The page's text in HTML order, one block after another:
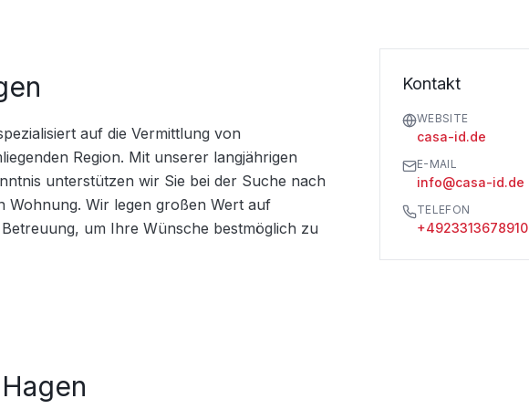
auf die Vermittlung von
Region. Mit unserer langjährigen
unterstützen wir Sie bei der Suche nach
Wohnung. Wir legen großen Wert auf
um Ihre Wünsche bestmöglich zu
Kontakt
WEBSITE
casa-id.de
E-MAIL
info@casa-id.de
TELEFON
+4923313678910